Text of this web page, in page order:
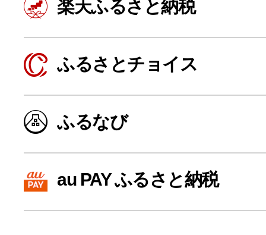
よく見られている返礼品
ふるさと納税徹底比較
楽天ふるさと納税
ふるさとチョイス
ふるなび
au PAY ふるさと納税